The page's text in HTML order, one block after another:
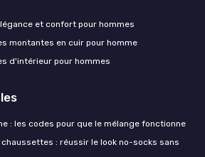
et confort pour hommes
montantes en cuir pour homme
d'intérieur pour hommes
: les codes pour que le mélange fonctionne
: réussir le look no-socks sans